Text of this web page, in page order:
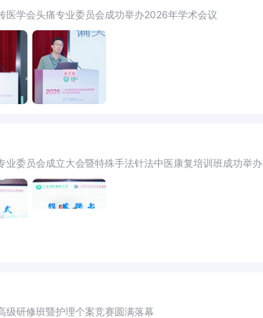
学会头痛专业委员会成功举办2026年学术会议
业委员会成立大会暨特殊手法针法中医康复培训班成功举办
级研修班暨护理个案竞赛圆满落幕